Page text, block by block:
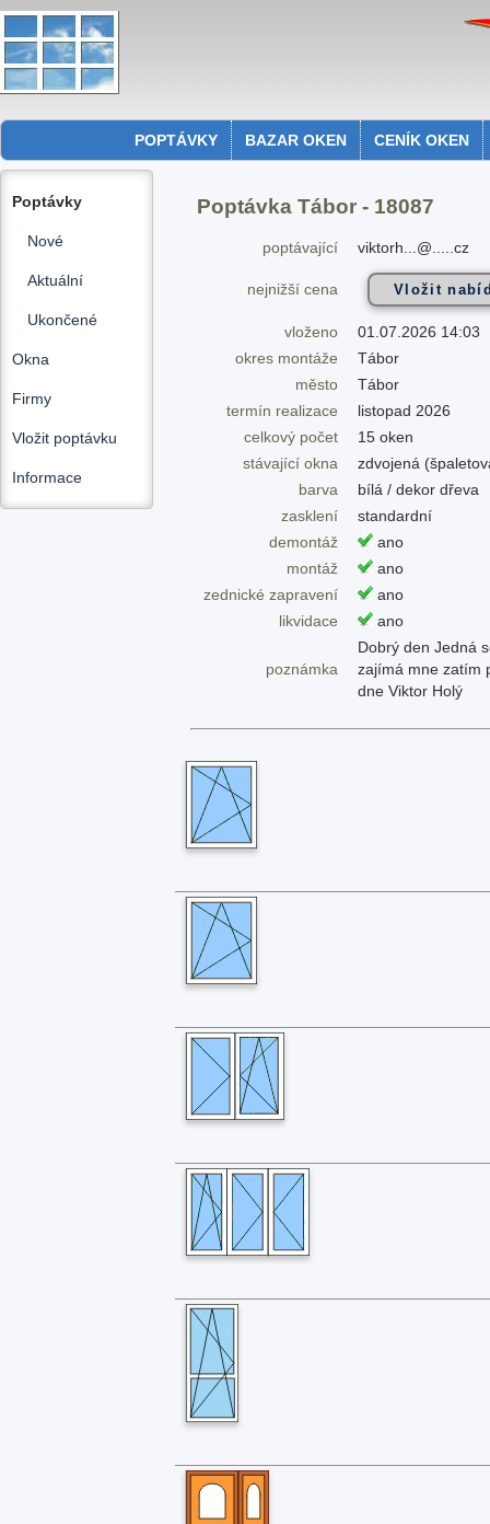
POPTÁVKY BAZAR OKEN CENÍK OKEN
Poptávky
Nové
Aktuální
Ukončené
Okna
Firmy
Vložit poptávku
Informace
Poptávka Tábor - 18087
poptávající viktorh...@.....cz
nejnižší cena
vloženo
01.07.2026 14:03
okres montáže
Tábor
město
Tábor
termín realizace
listopad 2026
celkový počet
15 oken
stávající okna
zdvojená
barva
bílá / dekor dřeva
zasklení
standardní
demontáž
ano
montáž
ano
zednické zapravení
ano
likvidace
ano
poznámka
Dobrý den Jedná
zajímá mne zatím
dne Viktor Holý